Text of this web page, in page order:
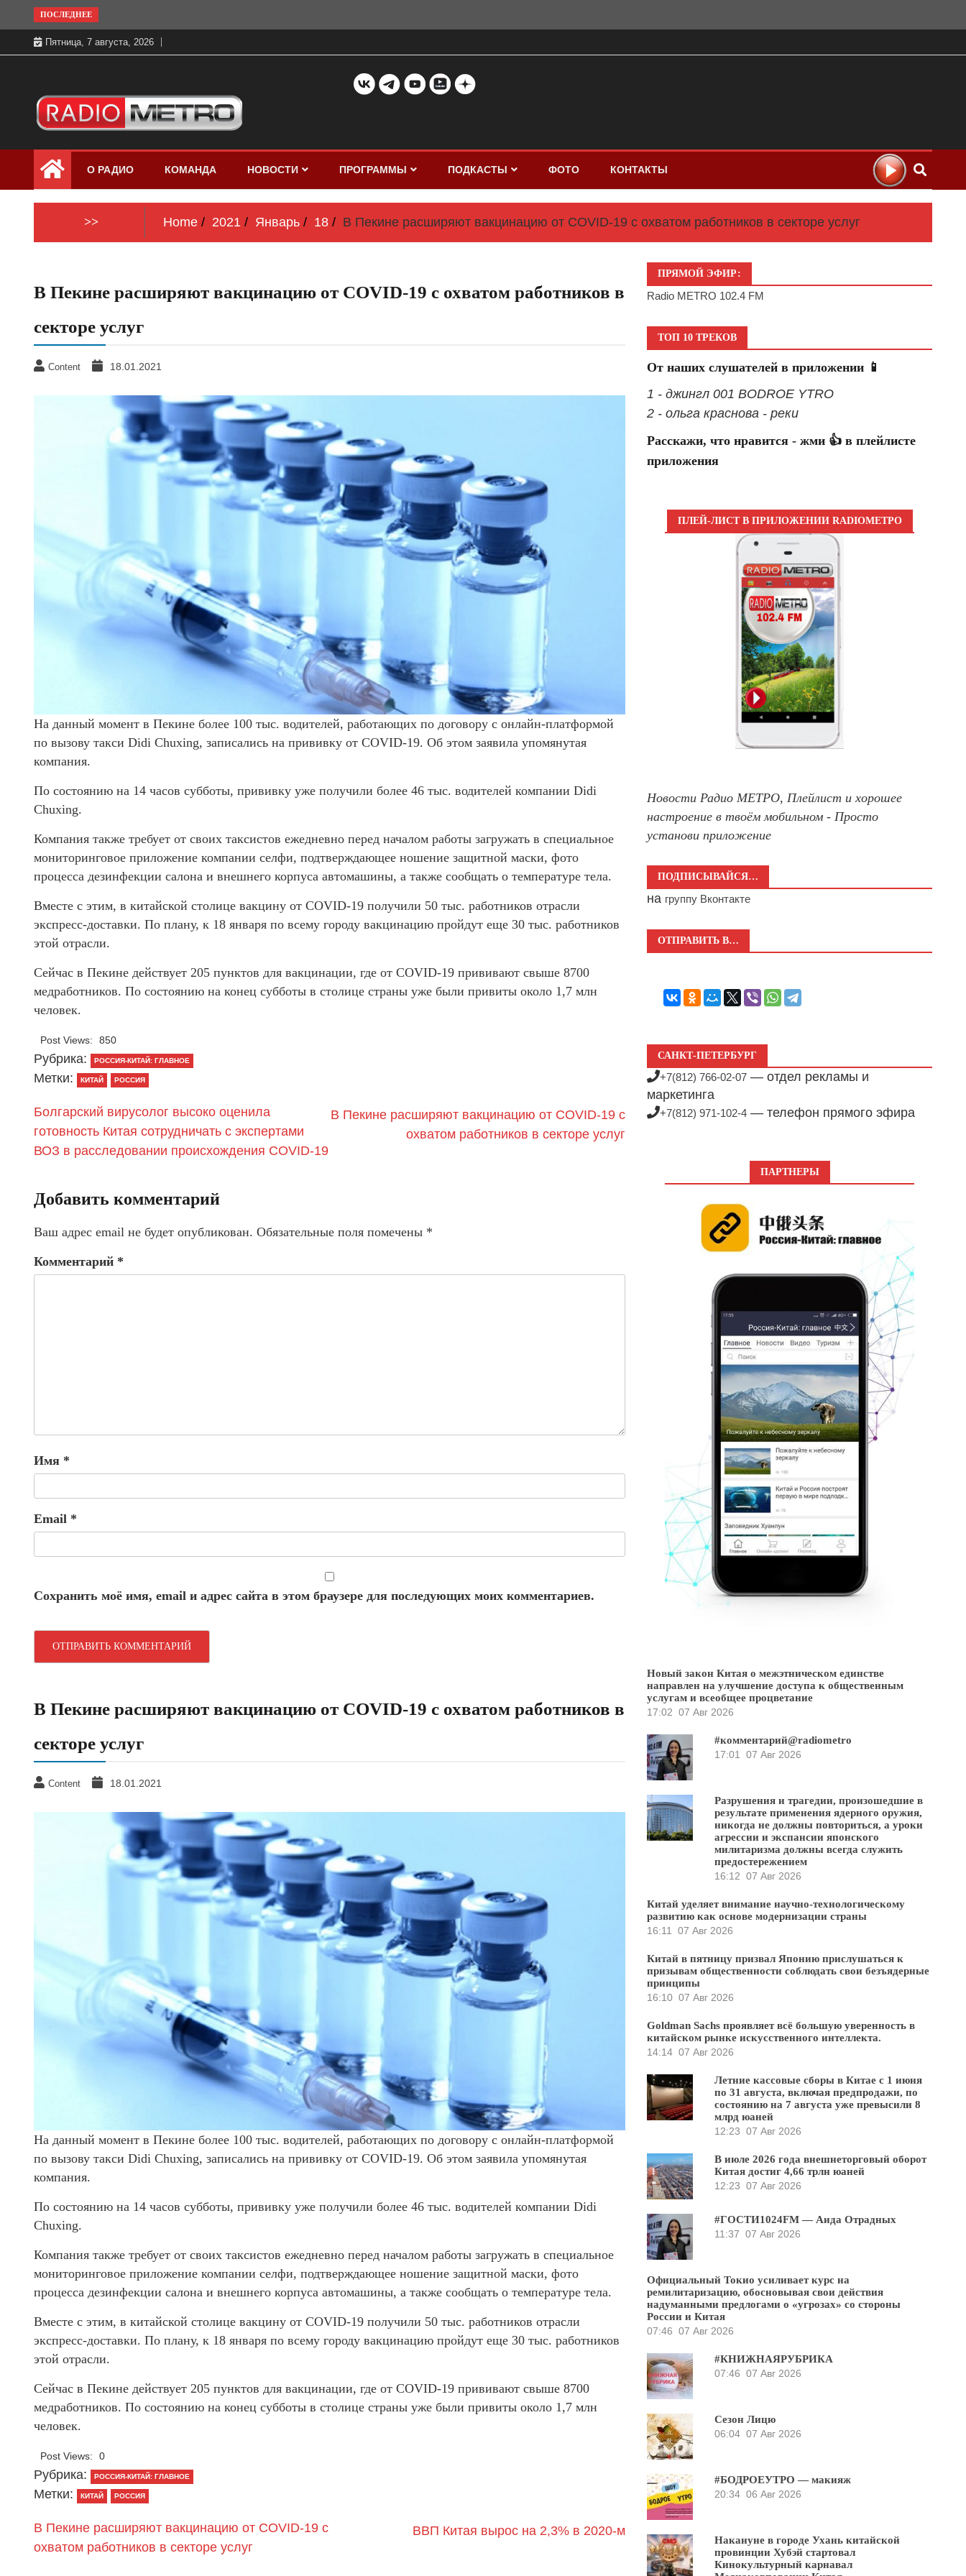
to
content
ПОСЛЕДНЕЕ
Пятница, 7 августа, 2026
Радио МЕТРО
бесплатно в хорошем качестве Санкт-
Петербург и Россия
О РАДИО КОМАНДА НОВОСТИ ПРОГРАММЫ ПОДКАСТЫ ФОТО КОНТАКТЫ
>> Home 2021 Январь 18 В Пекине расширяют вакцинацию от COVID-19 с охватом работников в секторе услуг
В Пекине расширяют вакцинацию от COVID-19 с охватом работников в
секторе услуг
Content 18.01.2021
На данный момент в Пекине более 100 тыс. водителей, работающих по договору с онлайн-платформой
по вызову такси Didi Chuxing, записались на прививку от COVID-19. Об этом заявила упомянутая
компания.
По состоянию на 14 часов субботы, прививку уже получили более 46 тыс. водителей компании Didi
Chuxing.
Компания также требует от своих таксистов ежедневно перед началом работы загружать в специальное
мониторинговое приложение компании селфи, подтверждающее ношение защитной маски, фото
процесса дезинфекции салона и внешнего корпуса автомашины, а также сообщать о температуре тела.
Вместе с этим, в китайской столице вакцину от COVID-19 получили 50 тыс. работников отрасли
экспресс-доставки. По плану, к 18 января по всему городу вакцинацию пройдут еще 30 тыс. работников
этой отрасли.
Сейчас в Пекине действует 205 пунктов для вакцинации, где от COVID-19 прививают свыше 8700
медработников. По состоянию на конец субботы в столице страны уже были привиты около 1,7 млн
человек.
Post Views: 850
Рубрика: РОССИЯ-КИТАЙ: ГЛАВНОЕ
Метки: КИТАЙ РОССИЯ
Болгарский вирусолог высоко оценила
готовность Китая сотрудничать с экспертами
ВОЗ в расследовании происхождения COVID-19
В Пекине расширяют вакцинацию от COVID-19 с
охватом работников в секторе услуг
Добавить комментарий
Ваш адрес email не будет опубликован. Обязательные поля помечены *
Комментарий *
Имя *
Email *
Сохранить моё имя, email и адрес сайта в этом браузере для последующих моих комментариев.
В Пекине расширяют вакцинацию от COVID-19 с охватом работников в
секторе услуг
Content 18.01.2021
На данный момент в Пекине более 100 тыс. водителей, работающих по договору с онлайн-платформой
по вызову такси Didi Chuxing, записались на прививку от COVID-19. Об этом заявила упомянутая
компания.
По состоянию на 14 часов субботы, прививку уже получили более 46 тыс. водителей компании Didi
Chuxing.
Компания также требует от своих таксистов ежедневно перед началом работы загружать в специальное
мониторинговое приложение компании селфи, подтверждающее ношение защитной маски, фото
процесса дезинфекции салона и внешнего корпуса автомашины, а также сообщать о температуре тела.
Вместе с этим, в китайской столице вакцину от COVID-19 получили 50 тыс. работников отрасли
экспресс-доставки. По плану, к 18 января по всему городу вакцинацию пройдут еще 30 тыс. работников
этой отрасли.
Сейчас в Пекине действует 205 пунктов для вакцинации, где от COVID-19 прививают свыше 8700
медработников. По состоянию на конец субботы в столице страны уже были привиты около 1,7 млн
человек.
Post Views: 0
Рубрика: РОССИЯ-КИТАЙ: ГЛАВНОЕ
Метки: КИТАЙ РОССИЯ
В Пекине расширяют вакцинацию от COVID-19 с
охватом работников в секторе услуг
ВВП Китая вырос на 2,3% в 2020-м
ПРЯМОЙ ЭФИР:
Radio METRO 102.4 FM
ТОП 10 ТРЕКОВ
От наших слушателей в приложении 📱
1 - джингл 001 BODROE YTRO
2 - ольга краснова - реки
Расскажи, что нравится - жми 👍 в плейлисте
приложения
ПЛЕЙ-ЛИСТ В ПРИЛОЖЕНИИ RADIOМЕТРО
Новости Радио МЕТРО, Плейлист и хорошее
настроение в твоём мобильном - Просто
установи приложение
ПОДПИСЫВАЙСЯ…
на группу Вконтакте
ОТПРАВИТЬ В…
САНКТ-ПЕТЕРБУРГ
+7(812) 766-02-07 — отдел рекламы и
маркетинга
+7(812) 971-102-4 — телефон прямого эфира
ПАРТНЕРЫ
Новый закон Китая о межэтническом единстве
направлен на улучшение доступа к общественным
услугам и всеобщее процветание
17:02 07 Авг 2026
#комментарий@radiometro
17:01
07 Авг 2026
Разрушения и трагедии, произошедшие в
результате применения ядерного оружия,
никогда не должны повториться, а уроки
агрессии и экспансии японского
милитаризма должны всегда служить
предостережением
16:12 07 Авг 2026
Китай уделяет внимание научно-технологическому
развитию как основе модернизации страны
16:11
07 Авг 2026
Китай в пятницу призвал Японию прислушаться к
призывам общественности соблюдать свои безъядерные
принципы
16:10 07 Авг 2026
Goldman Sachs проявляет всё большую уверенность в
китайском рынке искусственного интеллекта.
14:14 07 Авг 2026
Летние кассовые сборы в Китае с 1 июня
по 31 августа, включая предпродажи, по
состоянию на 7 августа уже превысили 8
млрд юаней
12:23 07 Авг 2026
В июле 2026 года внешнеторговый оборот
Китая достиг 4,66 трлн юаней
12:23 07 Авг 2026
#ГОСТИ1024FM — Аида Отрадных
11:37 07 Авг 2026
Официальный Токио усиливает курс на
ремилитаризацию, обосновывая свои действия
надуманными предлогами о «угрозах» со стороны
России и Китая
07:46 07 Авг 2026
#КНИЖНАЯРУБРИКА
07:46 07 Авг 2026
Сезон Лицю
06:04 07 Авг 2026
#БОДРОЕУТРО — макияж
20:34 06 Авг 2026
Накануне в городе Ухань китайской
провинции Хубэй стартовал
Кинокультурный карнавал